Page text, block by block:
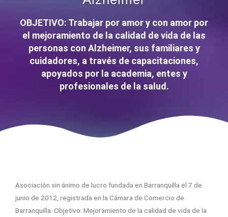
OBJETIVO: Trabajar por amor y con amor por
el mejoramiento de la calidad de vida de las
personas con Alzheimer, sus familiares y
cuidadores, a través de capacitaciones,
apoyados por la academia, entes y
profesionales de la salud.
Asociación sin ánimo de lucro fundada en Barranquilla el 7 de
junio de 2012, registrada en la Cámara de Comercio de
Barranquilla. Objetivo: Mejoramiento de la calidad de vida de la